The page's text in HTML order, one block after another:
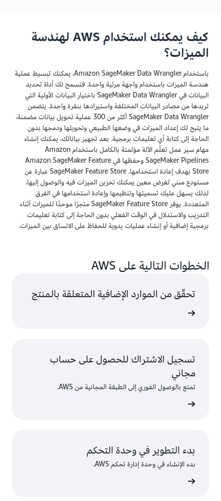
كيف يمكنك استخدام AWS لهندسة
الميزات؟
باستخدام Amazon SageMaker Data Wrangler، يمكنك تبسيط عملية
هندسة الميزات باستخدام واجهة مرئية واحدة. فتسمح لك أداة تحديد
البيانات في SageMaker Data Wrangler باختيار البيانات الأولية التي
تريدها من مصادر البيانات المختلفة واستيرادها بنقرة واحدة. يتضمن
SageMaker Data Wrangler أكثر من 300 عملية تحويل بيانات مضمنة،
ما يتيح لك إعداد الميزات في وضعها الطبيعي وتحويلها ودمجها بدون
الحاجة إلى كتابة أي تعليمات برمجية. بعد تجهيز بياناتك، يمكنك إنشاء
مهام سير عمل تعلّم الآلة مؤتمتة بالكامل باستخدام Amazon
SageMaker Pipelines وحفظها في Amazon SageMaker Feature
Store بهدف إعادة استخدامها. SageMaker Feature Store عبارة عن
مستودع مبني لغرض معين يمكنك تخزين الميزات فيه والوصول إليها،
لذلك يسهل عليك تسميتها وتنظيمها وإعادة استخدامها في الفرق
المتعددة. يوفر SageMaker Feature Store متجرًا موحدًا للميزات أثناء
التدريب والاستدلال في الوقت الفعلي بدون الحاجة إلى كتابة تعليمات
برمجية إضافية أو إنشاء عمليات يدوية للحفاظ على الاتساق بين الميزات.
الخطوات التالية على AWS
تحقّق من الموارد الإضافية المتعلقة بالمنتج
تسجيل الاشتراك للحصول على حساب
مجاني
تمتع بالوصول الفوري إلى الطبقة المجانية من AWS.
بدء التطوير في وحدة التحكم
بدء الإنشاء في وحدة إدارة تحكم AWS.